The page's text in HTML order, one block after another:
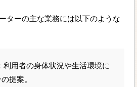
ターの主な業務には以下のような
利用者の身体状況や生活環境に
提案。